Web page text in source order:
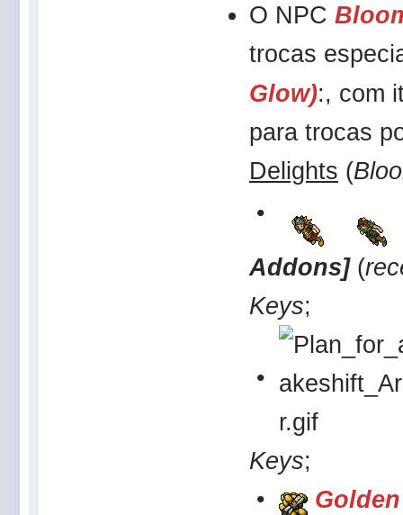
O NPC
trocas
Glow):, com
para trocas
Delights (
•
Addons](
Keys;
•
Keys;
•